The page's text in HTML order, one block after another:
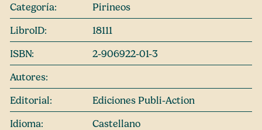
Categoría:
Pirineos
LibroID:
18111
ISBN:
2-906922-01-3
Autores:
Editorial:
Ediciones Publi-Action
Idioma:
Castellano